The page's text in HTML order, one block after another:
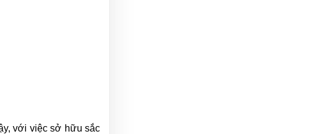
với việc sở hữu sắc